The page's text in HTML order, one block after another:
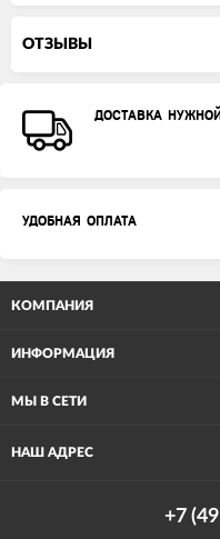
ОТЗЫВЫ
ДОСТАВКА
УДОБНАЯ ОПЛАТА
КОМПАНИЯ
ИНФОРМАЦИЯ
МЫ В СЕТИ
НАШ АДРЕС
+7